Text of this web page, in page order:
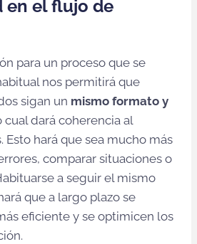
en el flujo de
para un proceso que se
nos permitirá que
sigan un mismo formato y
cual dará coherencia al
hará que sea mucho más
comparar situaciones o
a seguir el mismo
que a largo plazo se
eficiente y se optimicen los